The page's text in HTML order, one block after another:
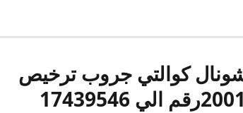
كوالتي جروب ترخيص